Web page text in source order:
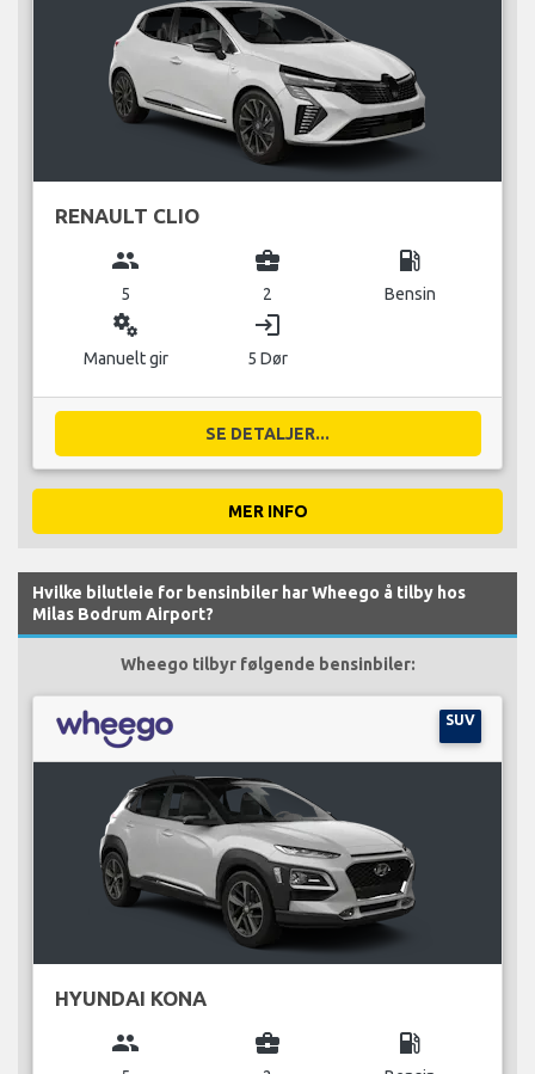
RENAULT CLIO
group
5
business_center
2
local_gas_station
Bensin
miscellaneous_services
Manuelt gir
login
5 Dør
SE DETALJER...
MER INFO
Hvilke bilutleie for bensinbiler har Wheego å tilby hos
Milas Bodrum Airport?
Wheego tilbyr følgende bensinbiler:
SUV
HYUNDAI KONA
group business_center local_gas_station